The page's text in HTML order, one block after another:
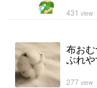
431 view
布お
ぶれ
277 view